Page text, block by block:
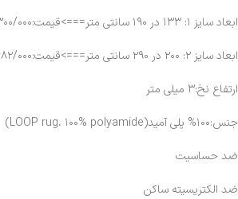
ابعاد سایز ۱: ۱۳۳ در ۱۹۰ سانتی متر===>قیمت:۳۰۰/۰۰۰ تومان
ابعاد سایز ۲: ۲۰۰ در ۲۹۰ سانتی متر===>قیمت:۶۸۲/۰۰۰ تومان
ارتفاع نخ:۳ میلی متر
جنس:۱۰۰% پلی آمید(LOOP rug، ۱۰۰% polyamide)
ضد حساسیت
ضد الکتریسیته ساکن